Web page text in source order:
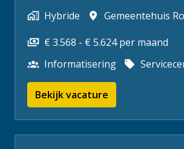
Hybride
Gemeentehuis
€ 3.568 - € 5.624 per maand
Informatisering
Bekijk vacature